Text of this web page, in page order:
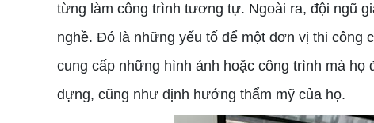
từng làm công trình tương tự. Ngoài ra, đội ngũ
nghề. Đó là những yếu tố để một đơn vị thi công
cung cấp những hình ảnh hoặc công trình mà
dựng, cũng như định hướng thẩm mỹ của họ.